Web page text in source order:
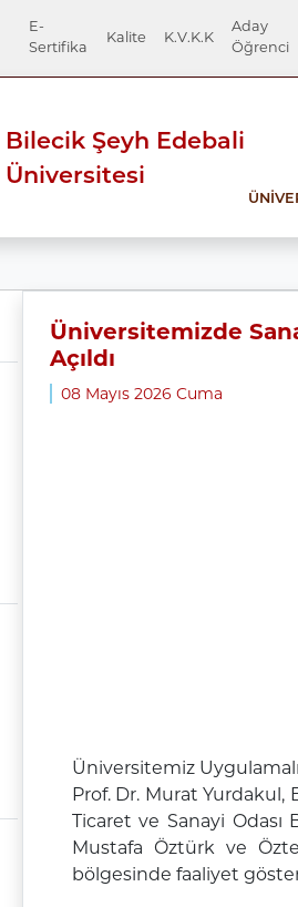
E-
Sertifika
Kalite K.V.K.K
Aday
Öğrenci
Bilecik Şeyh Edebali
Üniversitesi
Üniversitemizde
Açıldı
08 Mayıs 2026 Cuma
Üniversitemiz
Prof. Dr. Murat
Ticaret ve Sanayi Odası
Mustafa Öztürk ve
bölgesinde faaliyet